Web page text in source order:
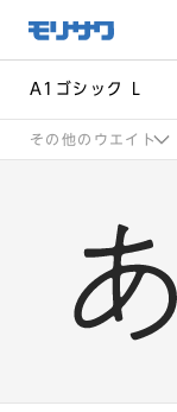
メ
ニュー
飛ばし
へ移動
A1ゴシック L
その他のウエイト